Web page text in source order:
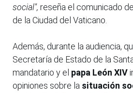
social", reseña el comunicado
de la Ciudad del Vaticano.
Además, durante la audiencia,
Secretaría de Estado de la
mandatario y el papa León XIV
opiniones sobre la situación